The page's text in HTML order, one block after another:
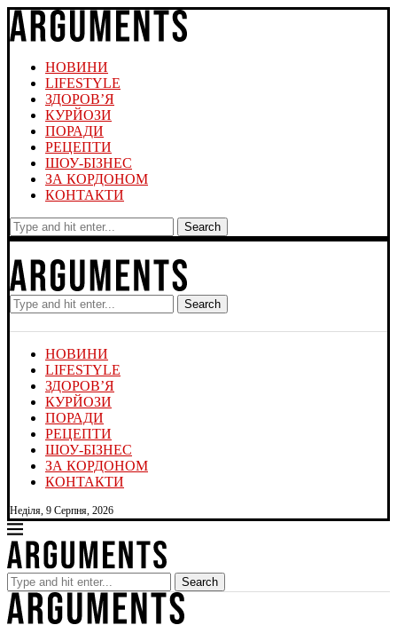
НОВИНИ
LIFESTYLE
ЗДОРОВ’Я
КУРЙОЗИ
ПОРАДИ
РЕЦЕПТИ
ШОУ-БІЗНЕС
ЗА КОРДОНОМ
КОНТАКТИ
Search
Search
НОВИНИ
LIFESTYLE
ЗДОРОВ’Я
КУРЙОЗИ
ПОРАДИ
РЕЦЕПТИ
ШОУ-БІЗНЕС
ЗА КОРДОНОМ
КОНТАКТИ
Неділя, 9 Серпня, 2026
Search